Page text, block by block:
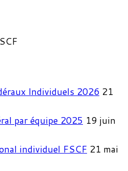
Individuels 2026 21
par équipe 2025 19 juin
individuel FSCF 21 mai